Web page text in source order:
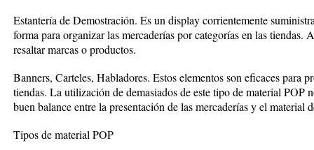
Estantería de Demostración. Es un display corrientemente
forma para organizar las mercaderías por categorías en las tiendas.
resaltar marcas o productos.
Banners, Carteles, Habladores. Estos elementos son eficaces para
tiendas. La utilización de demasiados de este tipo de material POP
buen balance entre la presentación de las mercaderías y el material
Tipos de material POP